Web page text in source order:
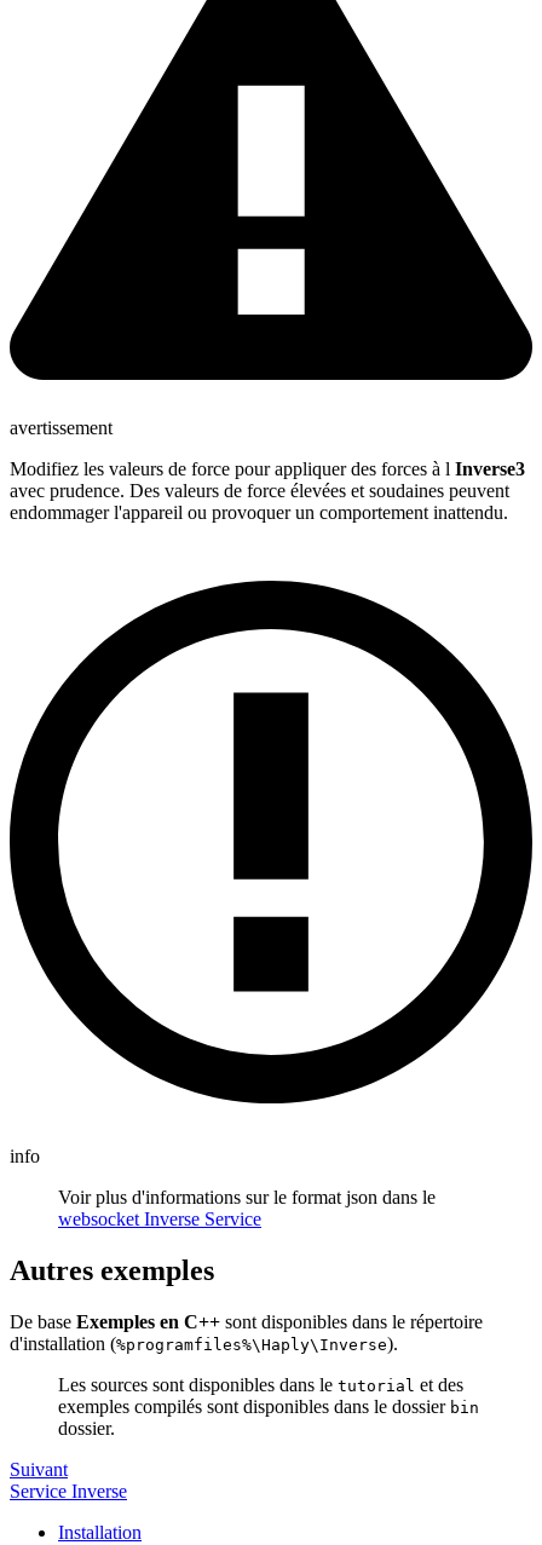
avertissement
Modifiez les valeurs de force pour appliquer des forces à l Inverse3
avec prudence. Des valeurs de force élevées et soudaines peuvent
endommager l'appareil ou provoquer un comportement inattendu.
info
Voir plus d'informations sur le format json dans le
websocket Inverse Service
Autres exemples
De base Exemples en C++ sont disponibles dans le répertoire
d'installation (%programfiles%\Haply\Inverse).
Les sources sont disponibles dans le tutorial et des
exemples compilés sont disponibles dans le dossier bin
dossier.
Suivant
Service Inverse
Installation